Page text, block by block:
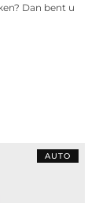
Dan bent u
AUTO